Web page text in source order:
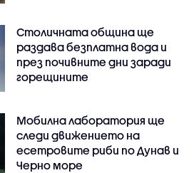
Столичната община ще
раздава безплатна вода и
през почивните дни заради
горещините
Мобилна лаборатория ще
следи движението на
есетровите риби по Дунав и
Черно море